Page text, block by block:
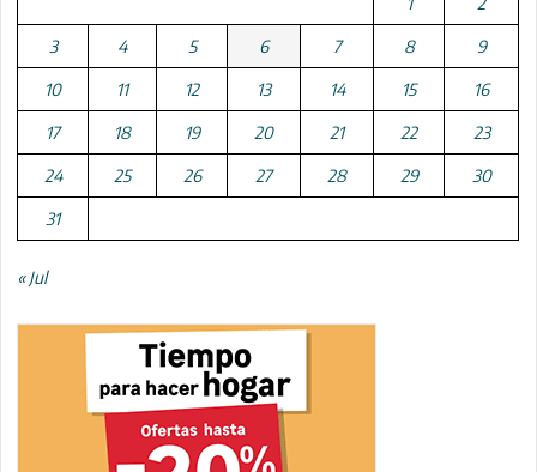
3 4 5 6 7 8 9
10 11 12 13 14 15 16
17 18 19 20 21 22 23
24 25 26 27 28 29 30
31
« Jul